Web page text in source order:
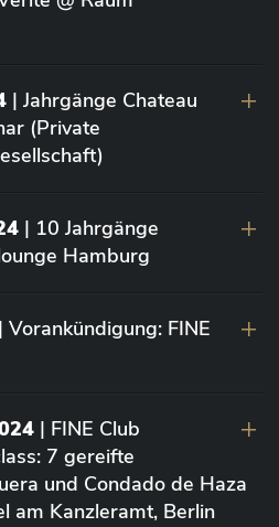
| Jahrgänge Chateau
(Private
| 10 Jahrgänge
Hamburg
| Vorankündigung: FINE
| FINE Club
7 gereifte
und Condado de Haza
am Kanzleramt, Berlin